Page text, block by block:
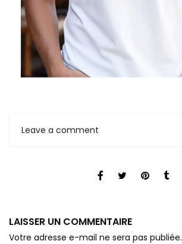
Leave a comment
LAISSER UN COMMENTAIRE
Votre adresse e-mail ne sera pas publiée.